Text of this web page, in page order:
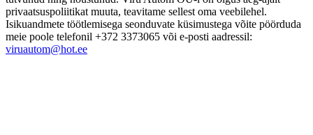
privaatsuspoliitikat muuta, teavitame sellest oma veebilehel.
Isikuandmete töötlemisega seonduvate küsimustega võite pöörduda
meie poole telefonil +372 3373065 või e-posti aadressil:
viruautom@hot.ee